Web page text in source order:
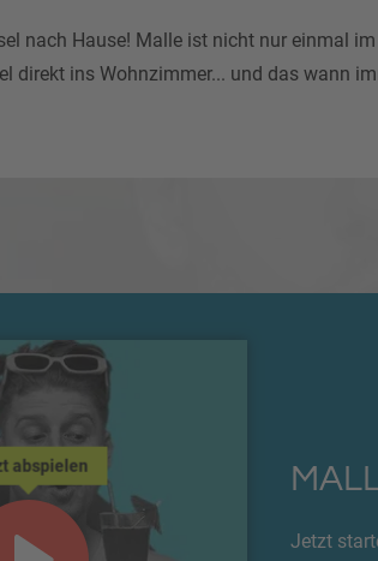
nach Hause! Malle ist nicht nur einmal
direkt ins Wohnzimmer... und das wann
abspielen
Jetzt